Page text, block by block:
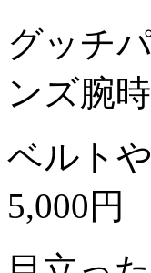
グッチ
ンズ腕
ベルト
5,000円